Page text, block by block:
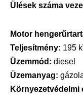
Ülések száma
Motor
Teljesítmény: 195
Üzemmód: diesel
Üzemanyag:
Környezetvédelmi